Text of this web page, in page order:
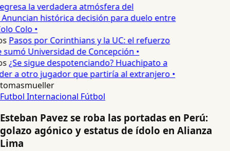
la verdadera atmósfera del
histórica decisión para duelo entre
Colo •
Pasos por Corinthians y la UC: el refuerzo
Universidad de Concepción •
¿Se sigue despotenciando? Huachipato a
a otro jugador que partiría al extranjero •
tomasmueller
Futbol Internacional Fútbol
Esteban Pavez se roba las portadas en Perú:
golazo agónico y estatus de ídolo en Alianza
Lima